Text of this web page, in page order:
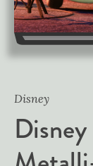
Disney